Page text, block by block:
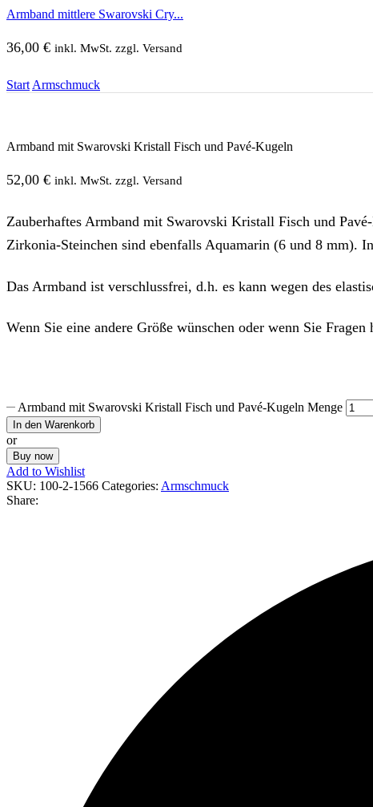
Armband mittlere Swarovski Cry...
36,00 € inkl. MwSt. zzgl. Versand
Start Armschmuck
Armband mit Swarovski Kristall Fisch und Pavé-Kugeln
52,00 € inkl. MwSt. zzgl. Versand
Zauberhaftes Armband mit Swarovski Kristall Fisch und
Zirkonia-Steinchen sind ebenfalls Aquamarin (6 und 8 mm).
Das Armband ist verschlussfrei, d.h. es kann wegen des
Wenn Sie eine andere Größe wünschen oder wenn Sie Fragen
Armband mit Swarovski Kristall Fisch und Pavé-Kugeln Menge
In den Warenkorb
or
Buy now
Add to Wishlist
SKU: 100-2-1566 Categories: Armschmuck
Share: